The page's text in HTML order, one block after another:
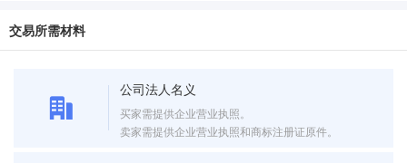
交易所需材料
公司法人名义
买家需提供企业营业执照。
卖家需提供企业营业执照和商标注册证原件。